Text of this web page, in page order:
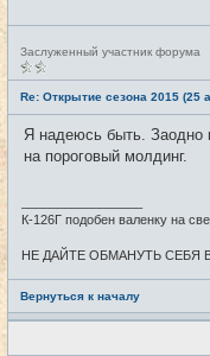
Н
е
в
с
е
т
и
Заслуженный участник форума
Re: Открытие сезона 2015 (25
Я надеюсь быть. Заодно
на пороговый молдинг.
К-126Г подобен валенку на
НЕ ДАЙТЕ ОБМАНУТЬ СЕБЯ
Вернуться к началу